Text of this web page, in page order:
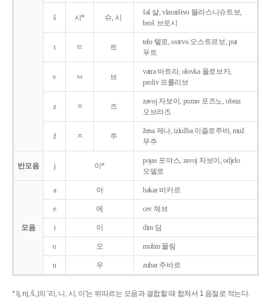
š 시* 슈, 시
šal 샬, vlasništvo 블라스니슈트보,
broš 브로시
t ㅌ 트
telo 텔로, ostrvo 오스트르보, put
푸트
v ㅂ 브
vatra 바트라, olovka 올로브카,
proliv 프롤리브
z ㅈ 즈
zavoj 자보이, pozno 포즈노, obraz
오브라즈
ž ㅈ 주
žena 제나, izložba 이즐로주바, muž
무주
반모음 j 이*
pojas 포야스, zavoj 자보이, odjelo
오델로
모음
a 아 bakar 바카르
e 에 cev 체브
i 이 dim 딤
o 오 molim 몰림
u 우 zubar 주바르
* lj, nj, š, j의 '리, 니, 시, 이'는 뒤따르는 모음과 결합할 때 합쳐서 1 음절로 적는다.